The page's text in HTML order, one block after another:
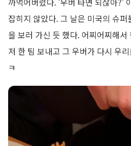
잡히지 않았다. 그 날은 미국의 슈
을 보러 가신 듯 했다. 어찌어찌해
저 한 팀 보내고 그 우버가 다시 우
ㅋ